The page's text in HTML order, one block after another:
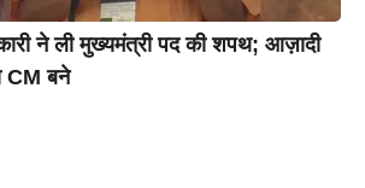
ने ली मुख्यमंत्री पद की शपथ; आज़ादी
CM बने